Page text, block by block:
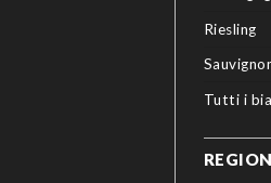
Riesling
Tutti i